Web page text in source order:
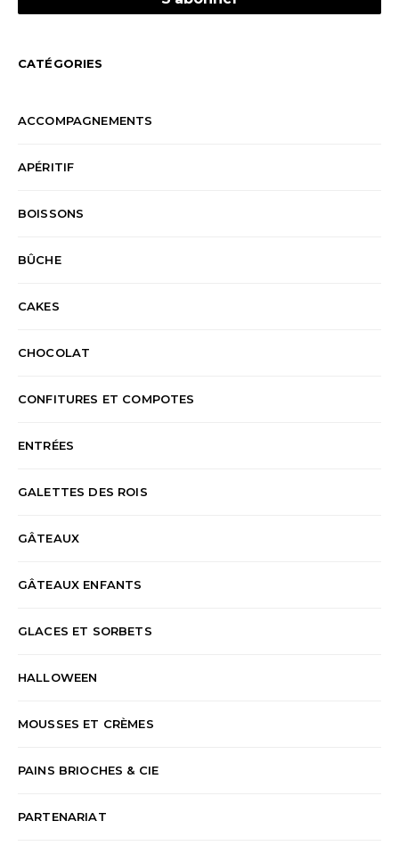
CATÉGORIES
ACCOMPAGNEMENTS
APÉRITIF
BOISSONS
BÛCHE
CAKES
CHOCOLAT
CONFITURES ET COMPOTES
ENTRÉES
GALETTES DES ROIS
GÂTEAUX
GÂTEAUX ENFANTS
GLACES ET SORBETS
HALLOWEEN
MOUSSES ET CRÈMES
PAINS BRIOCHES & CIE
PARTENARIAT